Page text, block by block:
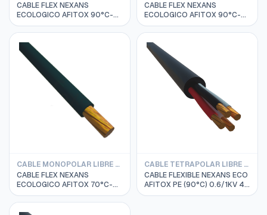
CABLE FLEX NEXANS
ECOLOGICO AFITOX 90°C-
0.6/1KV 1 X 70 MM2 VD/AM
CABLE FLEX NEXANS
ECOLOGICO AFITOX 90°C-
0.6/1KV 1 X 2.5 MM2 AZUL
CABLE MONOPOLAR LIBRE DE HALOGENO AFITOX 750V 70°C
CABLE FLEX NEXANS
ECOLOGICO AFITOX 70°C-
750V 1 X 1.5 MM2 NEGRO
CABLE TETRAPOLAR LIBRE DE HALOGENO AFITOX 06/1KV 90°C
CABLE FLEXIBLE NEXANS ECO
AFITOX PE (90°C) 0.6/1KV 4
X 1.5 MM2